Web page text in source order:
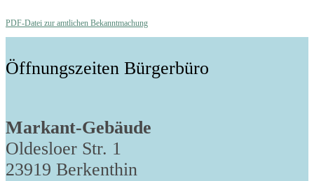
PDF-Datei zur amtlichen Bekanntmachung
Öffnungszeiten Bürgerbüro
Markant-Gebäude
Oldesloer Str. 1
23919 Berkenthin